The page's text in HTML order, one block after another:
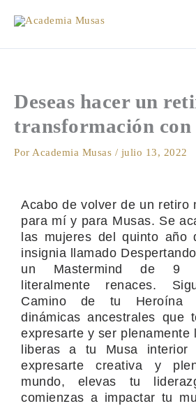
Deseas hacer un
transformación con
Por Academia Musas / julio 13, 2022
Acabo de volver de un retiro
para mí y para Musas. Se
las mujeres del quinto año
insignia llamado
un Mastermind de 9
literalmente renaces.
Camino de tu Heroína
dinámicas ancestrales que
expresarte y ser plenamente
liberas a tu Musa interior
expresarte creativa y
mundo, elevas tu
comienzas a impactar tu